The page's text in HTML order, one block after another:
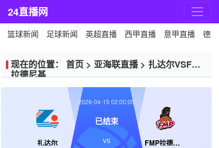
24直播网
篮球新闻 足球新闻 英超直播 西甲直播 意甲直播 德
现在的位置： 首页 > 亚海联直播> 扎达尔VSFMP
拉德尼基
扎达尔 FMP拉德尼基
2026-04-15 02:00:00
已结束
VS